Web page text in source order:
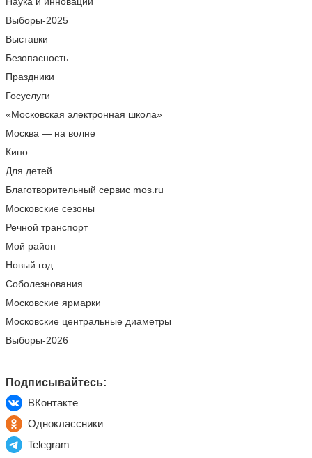
Выборы-2025
Выставки
Безопасность
Праздники
Госуслуги
«Московская электронная школа»
Москва — на волне
Кино
Для детей
Благотворительный сервис mos.ru
Московские сезоны
Речной транспорт
Мой район
Новый год
Соболезнования
Московские ярмарки
Московские центральные диаметры
Выборы-2026
Подписывайтесь:
ВКонтакте
Одноклассники
Telegram